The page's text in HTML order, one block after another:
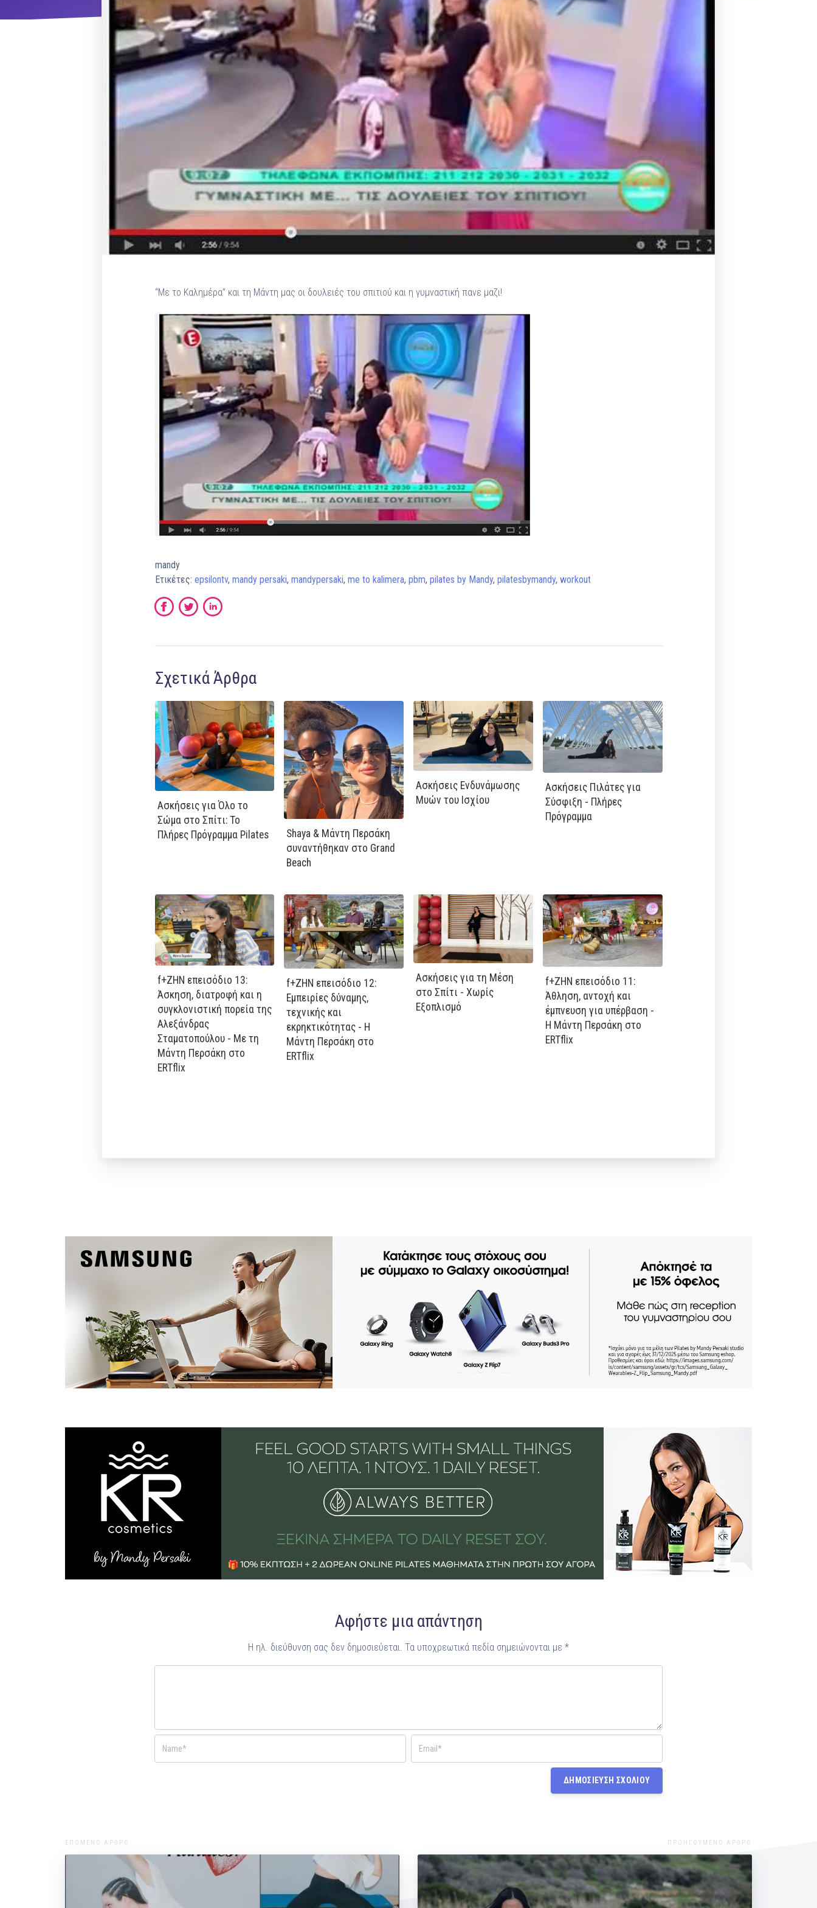
ΝΜ
Ένα μεγάλο και όμορφο γυμναστήριο κοντά στη θάλασσα
Κ
ΚΟΡΥΔΑΛΛOΣ
Το pilates έχει τον δικό του καταπληκτικό χώρο στον
Κορυδαλλό
ΠΕΥΚΗ
Η εξέλιξη της ευεξίας στην Πεύκη
ΠΕΡΙΣΤΈΡΙ
Προορισμός Pilates στην Καρδιά της Πόλης
Pilates by Mandy
FACEBOOK N.ΨΥΧΙΚΟΥ
FACEBOOK N.ΜΑΚΡΗΣ
Pilates by Mandy
FACEBOOK ΠΕΡΙΣΤΕΡΊΟΥ
Pilates by Mandy
FACEBOOK ΠΕΎΚΗΣ
ΚΑΝΑΛΙ YOUTUBE
“Με το Καλημέρα” και τη Μάντη μας οι δουλειές του σπιτιού και η γυμναστική πανε μαζι!
mandy
Ετικέτες: epsilontv, mandy persaki, mandypersaki, me to kalimera, pbm, pilates by Mandy, pilatesbymandy, workout
Σχετικά Άρθρα
Ασκήσεις για Όλο το
Σώμα στο Σπίτι: Το
Πλήρες Πρόγραμμα Pilates
Shaya & Μάντη Περσάκη
συναντήθηκαν στο Grand
Beach
Ασκήσεις Ενδυνάμωσης
Μυών του Ισχίου
Ασκήσεις Πιλάτες για
Σύσφιξη - Πλήρες
Πρόγραμμα
f+ΖΗΝ επεισόδιο 13:
Άσκηση, διατροφή και η
συγκλονιστική πορεία της
Αλεξάνδρας
Σταματοπούλου - Με τη
Μάντη Περσάκη στο
ERTflix
f+ΖΗΝ επεισόδιο 12:
Εμπειρίες δύναμης,
τεχνικής και
εκρηκτικότητας - Η
Μάντη Περσάκη στο
ERTflix
Ασκήσεις για τη Μέση
στο Σπίτι - Χωρίς
Εξοπλισμό
f+ΖΗΝ επεισόδιο 11:
Άθληση, αντοχή και
έμπνευση για υπέρβαση -
Η Μάντη Περσάκη στο
ERTflix
Αφήστε μια απάντηση
Η ηλ. διεύθυνση σας δεν δημοσιεύεται. Τα υποχρεωτικά πεδία σημειώνονται με *
ΕΠΟΜΕΝΟ ΑΡΘΡΟ ΠΡΟΗΓΟΥΜΕΝΟ ΑΡΘΡΟ